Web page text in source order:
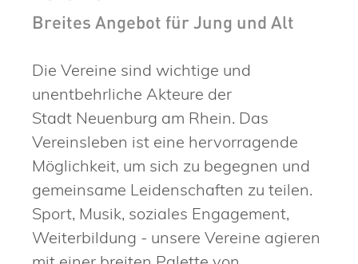
Breites Angebot für Jung und Alt
Die Vereine sind wichtige und
unentbehrliche Akteure der
Stadt Neuenburg am Rhein. Das
Vereinsleben ist eine hervorragende
Möglichkeit, um sich zu begegnen und
gemeinsame Leidenschaften zu teilen.
Sport, Musik, soziales Engagement,
Weiterbildung - unsere Vereine agieren